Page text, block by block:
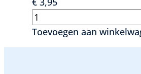
Xiphophorus
Helleri
kleurmix
Toevoegen aan